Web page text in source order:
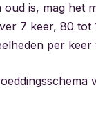
oud is, mag het
7 keer, 80
per